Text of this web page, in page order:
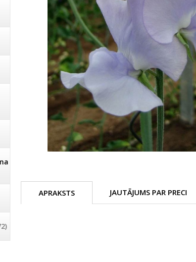
APRAKSTS JAUTĀJUMS PAR PRECI